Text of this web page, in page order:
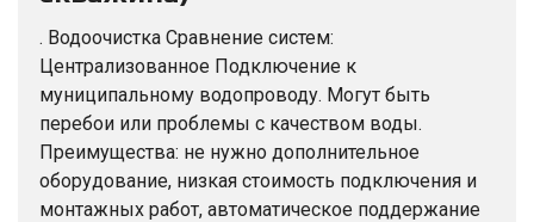
. Водоочистка Сравнение систем:
Централизованное Подключение к
муниципальному водопроводу. Могут быть
перебои или проблемы с качеством воды.
Преимущества: не нужно дополнительное
оборудование, низкая стоимость подключения и
монтажных работ, автоматическое поддержание